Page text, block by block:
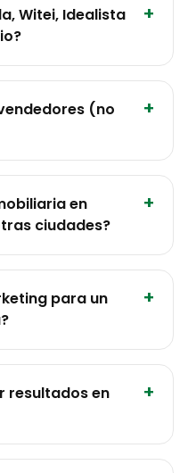
Witei, Idealista
+
(no
+
en
ciudades?
+
para un
+
resultados en
+